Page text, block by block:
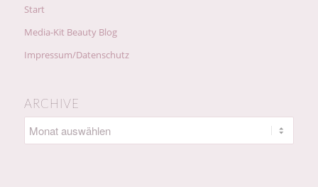
Start
Media-Kit Beauty Blog
Impressum/Datenschutz
ARCHIVE